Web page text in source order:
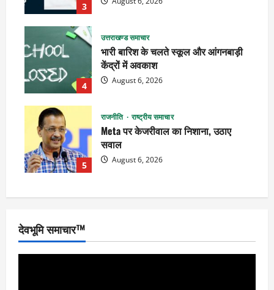
3
4
उत्तराखण्ड समाचार
भारी बारिश के चलते स्कूल और आंगनबाड़ी
केंद्रों में अवकाश
August 6, 2026
5
राजनीति राष्ट्रीय समाचार
Meta पर केजरीवाल का निशाना, उठाए
सवाल
August 6, 2026
देवभूमि समाचार™